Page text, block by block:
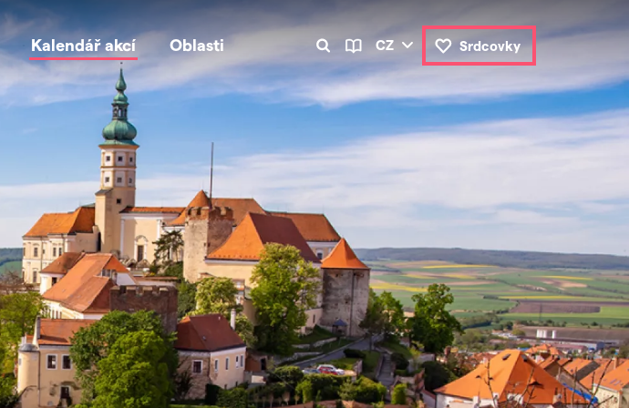
Kalendář akcí Oblasti CZ Srdcovky